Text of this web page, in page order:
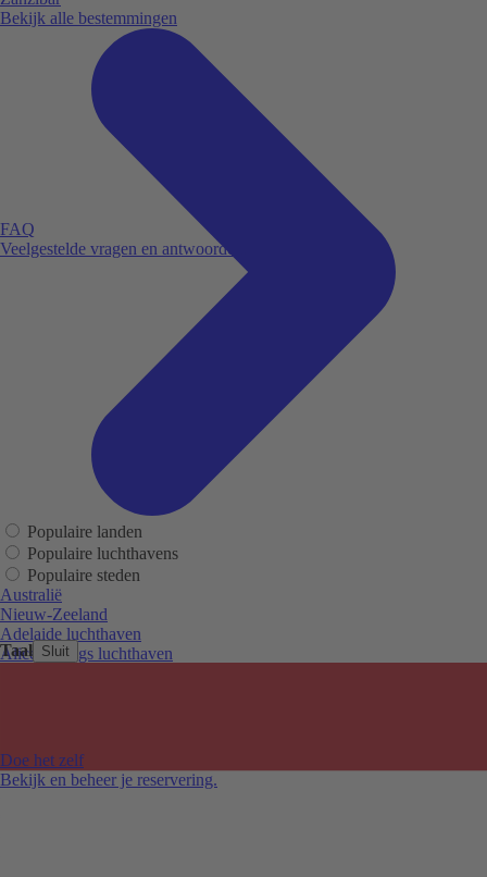
Taal Sluit
FAQ
Veelgestelde vragen en antwoorden.
Doe het zelf
Bekijk en beheer je reservering.
Bekijk alle bestemmingen
Populaire landen
Populaire luchthavens
Populaire steden
Australië
Nieuw-Zeeland
Adelaide luchthaven
Alice Springs luchthaven
Melbourne Tullamarine luchthaven
Perth luchthaven
Sydney luchthaven